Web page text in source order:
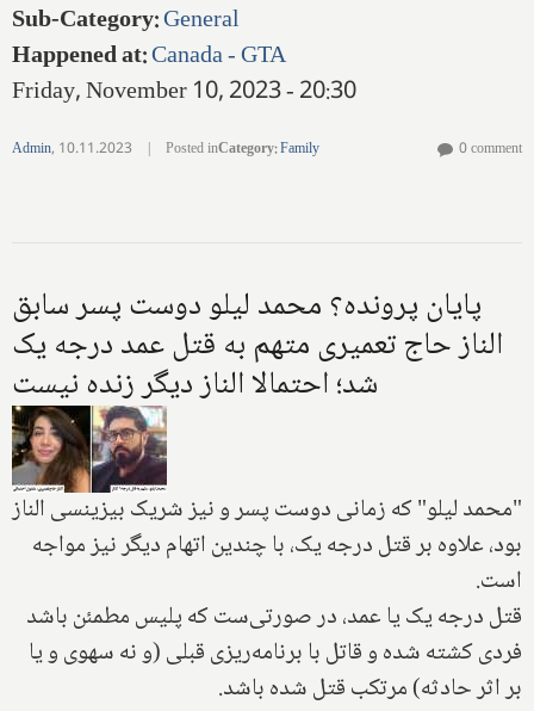
Sub-Category:General
Happened at:Canada - GTA
Friday, November 10, 2023 - 20:30
Admin, 10.11.2023 | Posted inCategory:Family 0 comment
پایان پرونده؟ محمد لیلو دوست پسر سابق
الناز حاج تعمیری متهم به قتل عمد درجه یک
شد؛ احتمالا الناز دیگر زنده نیست
"محمد لیلو" که زمانی دوست پسر و نیز شریک بیزینسی الناز
بود، علاوه بر قتل درجه یک، با چندین اتهام دیگر نیز مواجه
است.
قتل درجه یک یا عمد، در صورتی‌ست که پلیس مطمئن باشد
فردی کشته شده و قاتل با برنامه‌ریزی قبلی (و نه سهوی و یا
بر اثر حادثه) مرتکب قتل شده باشد.